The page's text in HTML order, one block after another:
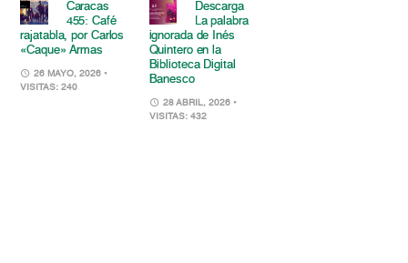
Caracas
455: Café
rajatabla, por Carlos
«Caque» Armas
26 MAYO, 2026 •
VISITAS: 240
Descarga
La palabra
ignorada de Inés
Quintero en la
Biblioteca Digital
Banesco
28 ABRIL, 2026 •
VISITAS: 432